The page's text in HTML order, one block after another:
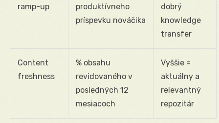
ramp-up
produktívneho
príspevku nováčika
dobrý
knowledge
transfer
Content
freshness
% obsahu
revidovaného v
posledných 12
mesiacoch
Vyššie =
aktuálny a
relevantný
repozitár